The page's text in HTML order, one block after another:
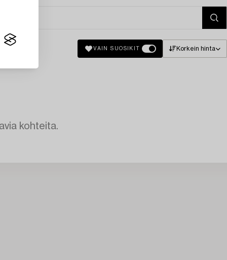
VAIN SUOSIKIT Korkein hinta
kohteita.